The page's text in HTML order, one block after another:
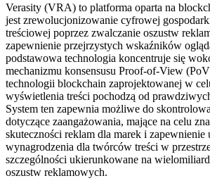
Verasity (VRA) to platforma oparta na
jest zrewolucjonizowanie cyfrowej
treściowej poprzez zwalczanie oszustw
zapewnienie przejrzystych wskaźników
podstawowa technologia koncentruje się
mechanizmu konsensusu Proof-of-View
technologii blockchain zaprojektowanej w
wyświetlenia treści pochodzą od
System ten zapewnia możliwe do
dotyczące zaangażowania, mające na celu
skuteczności reklam dla marek i zapewnienie
wynagrodzenia dla twórców treści w
szczególności ukierunkowane na
oszustw reklamowych.